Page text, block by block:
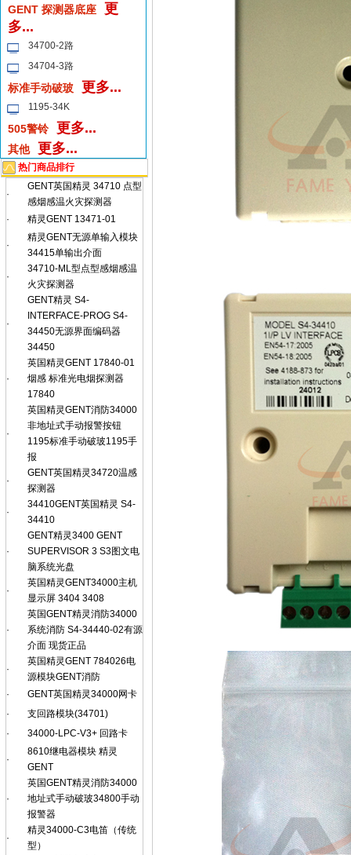
GENT 探测器底座
更
多...
34700-2路
34704-3路
标准手动破玻 更多...
1195-34K
505警铃 更多...
其他 更多...
热门商品排行
·
GENT英国精灵 34710 点型
感烟感温火灾探测器
·
精灵GENT 13471-01
·
精灵GENT无源单输入模块
34415单输出介面
·
34710-ML型点型感烟感温
火灾探测器
·
GENT精灵 S4-
INTERFACE-PROG S4-
34450无源界面编码器
34450
·
英国精灵GENT 17840-01
烟感 标准光电烟探测器
17840
·
英国精灵GENT消防34000
非地址式手动报警按钮
1195标准手动破玻1195手
报
·
GENT英国精灵34720温感
探测器
·
34410GENT英国精灵 S4-
34410
·
GENT精灵3400 GENT
SUPERVISOR 3 S3图文电
脑系统光盘
·
英国精灵GENT34000主机
显示屏 3404 3408
·
英国GENT精灵消防34000
系统消防 S4-34440-02有源
介面 现货正品
·
英国精灵GENT 784026电
源模块GENT消防
·
GENT英国精灵34000网卡
·
支回路模块(34701)
·
34000-LPC-V3+ 回路卡
·
8610继电器模块 精灵
GENT
·
英国GENT精灵消防34000
地址式手动破玻34800手动
报警器
·
精灵34000-C3电笛（传统
型）